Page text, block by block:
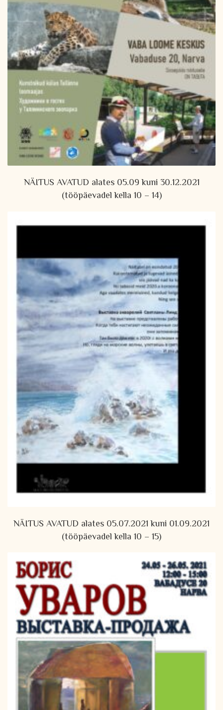
NÄITUS AVATUD alates 05.09 kuni 30.12.2021
(tööpäevadel kella 10 – 14)
NÄITUS AVATUD alates 05.07.2021 kuni 01.09.2021
(tööpäevadel kella 10 – 15)